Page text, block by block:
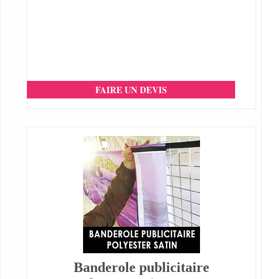
FAIRE UN DEVIS
Banderole publicitaire